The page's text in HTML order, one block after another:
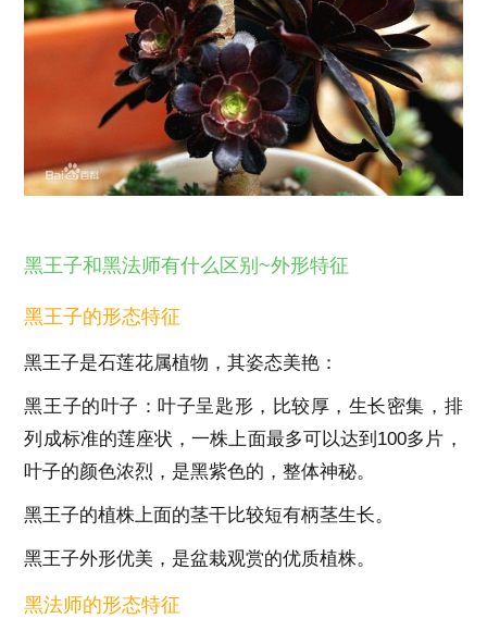
黑王子和黑法师有什么区别~外形特征
黑王子的形态特征
黑王子是石莲花属植物，其姿态美艳：
黑王子的叶子：叶子呈匙形，比较厚，生长密集，排
列成标准的莲座状，一株上面最多可以达到100多片，
叶子的颜色浓烈，是黑紫色的，整体神秘。
黑王子的植株上面的茎干比较短有柄茎生长。
黑王子外形优美，是盆栽观赏的优质植株。
黑法师的形态特征